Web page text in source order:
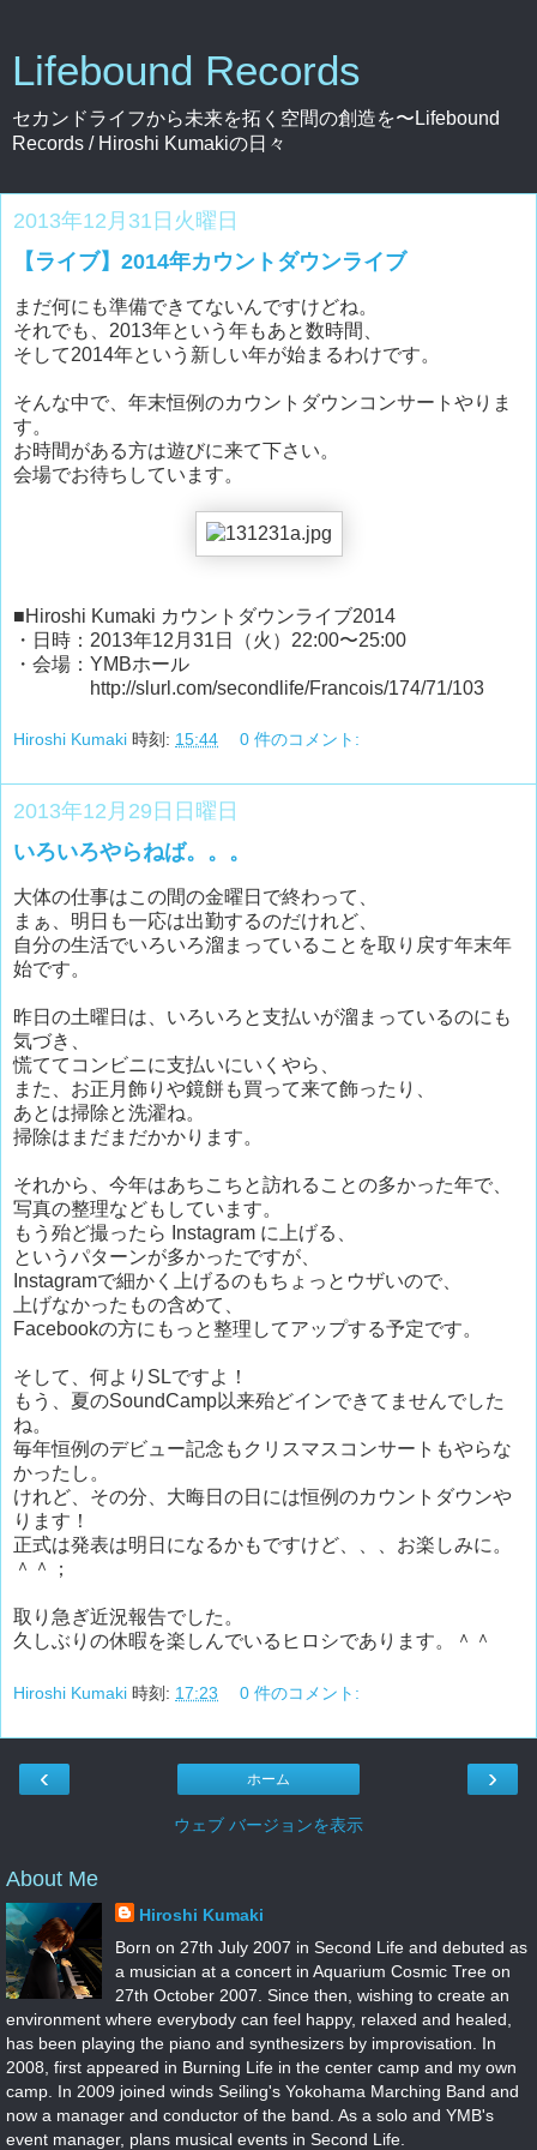
Lifebound Records
セカンドライフから未来を拓く空間の創造を〜Lifebound
Records / Hiroshi Kumakiの日々
2013年12月31日火曜日
【ライブ】2014年カウントダウンライブ
まだ何にも準備できてないんですけどね。
それでも、2013年という年もあと数時間、
そして2014年という新しい年が始まるわけです。
そんな中で、年末恒例のカウントダウンコンサートやりま
す。
お時間がある方は遊びに来て下さい。
会場でお待ちしています。
■Hiroshi Kumaki カウントダウンライブ2014
・日時：2013年12月31日（火）22:00〜25:00
・会場：YMBホール
http://slurl.com/secondlife/Francois/174/71/103
Hiroshi Kumaki 時刻: 15:44 0 件のコメント:
2013年12月29日日曜日
いろいろやらねば。。。
大体の仕事はこの間の金曜日で終わって、
まぁ、明日も一応は出勤するのだけれど、
自分の生活でいろいろ溜まっていることを取り戻す年末年
始です。
昨日の土曜日は、いろいろと支払いが溜まっているのにも
気づき、
慌ててコンビニに支払いにいくやら、
また、お正月飾りや鏡餅も買って来て飾ったり、
あとは掃除と洗濯ね。
掃除はまだまだかかります。
それから、今年はあちこちと訪れることの多かった年で、
写真の整理などもしています。
もう殆ど撮ったら Instagram に上げる、
というパターンが多かったですが、
Instagramで細かく上げるのもちょっとウザいので、
上げなかったもの含めて、
Facebookの方にもっと整理してアップする予定です。
そして、何よりSLですよ！
もう、夏のSoundCamp以来殆どインできてませんでした
ね。
毎年恒例のデビュー記念もクリスマスコンサートもやらな
かったし。
けれど、その分、大晦日の日には恒例のカウントダウンや
ります！
正式は発表は明日になるかもですけど、、、お楽しみに。
＾＾；
取り急ぎ近況報告でした。
久しぶりの休暇を楽しんでいるヒロシであります。＾＾
Hiroshi Kumaki 時刻: 17:23 0 件のコメント:
‹ ›
ホーム
ウェブ バージョンを表示
About Me
Hiroshi Kumaki
Born on 27th July 2007 in Second Life and debuted as
a musician at a concert in Aquarium Cosmic Tree on
27th October 2007. Since then, wishing to create an
environment where everybody can feel happy, relaxed and healed,
has been playing the piano and synthesizers by improvisation. In
2008, first appeared in Burning Life in the center camp and my own
camp. In 2009 joined winds Seiling's Yokohama Marching Band and
now a manager and conductor of the band. As a solo and YMB's
event manager, plans musical events in Second Life.